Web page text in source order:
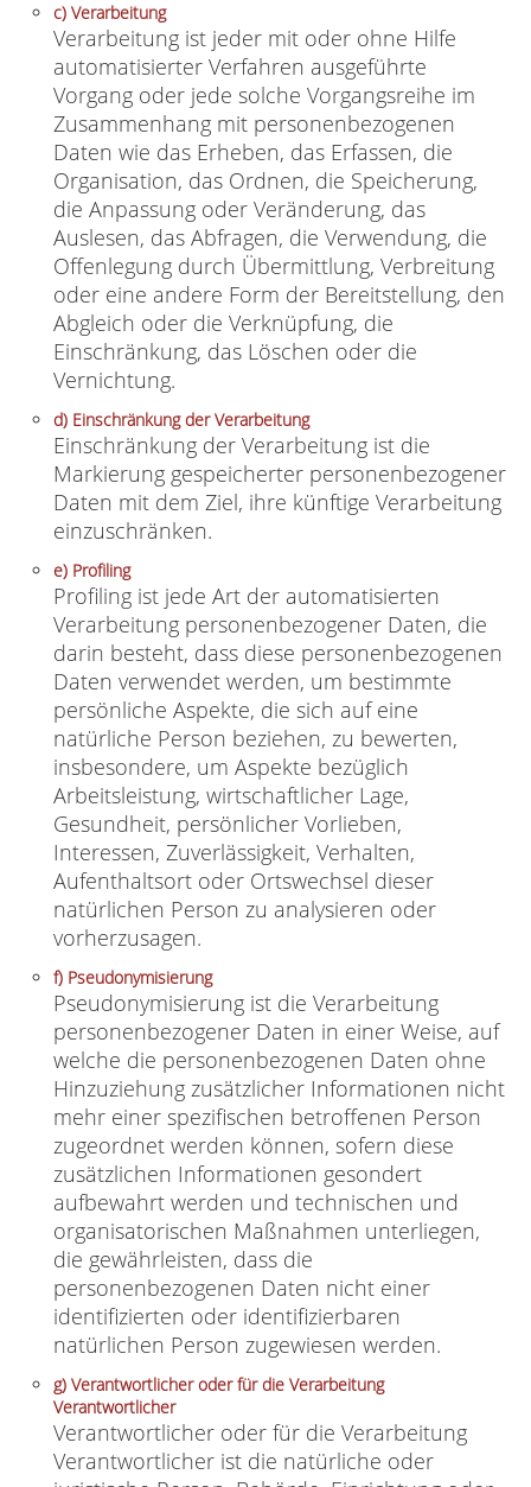
c) Verarbeitung
Verarbeitung ist jeder mit oder ohne Hilfe
automatisierter Verfahren ausgeführte
Vorgang oder jede solche Vorgangsreihe im
Zusammenhang mit personenbezogenen
Daten wie das Erheben, das Erfassen, die
Organisation, das Ordnen, die Speicherung,
die Anpassung oder Veränderung, das
Auslesen, das Abfragen, die Verwendung, die
Offenlegung durch Übermittlung, Verbreitung
oder eine andere Form der Bereitstellung, den
Abgleich oder die Verknüpfung, die
Einschränkung, das Löschen oder die
Vernichtung.
d) Einschränkung der Verarbeitung
Einschränkung der Verarbeitung ist die
Markierung gespeicherter personenbezogener
Daten mit dem Ziel, ihre künftige Verarbeitung
einzuschränken.
e) Profiling
Profiling ist jede Art der automatisierten
Verarbeitung personenbezogener Daten, die
darin besteht, dass diese personenbezogenen
Daten verwendet werden, um bestimmte
persönliche Aspekte, die sich auf eine
natürliche Person beziehen, zu bewerten,
insbesondere, um Aspekte bezüglich
Arbeitsleistung, wirtschaftlicher Lage,
Gesundheit, persönlicher Vorlieben,
Interessen, Zuverlässigkeit, Verhalten,
Aufenthaltsort oder Ortswechsel dieser
natürlichen Person zu analysieren oder
vorherzusagen.
f) Pseudonymisierung
Pseudonymisierung ist die Verarbeitung
personenbezogener Daten in einer Weise, auf
welche die personenbezogenen Daten ohne
Hinzuziehung zusätzlicher Informationen nicht
mehr einer spezifischen betroffenen Person
zugeordnet werden können, sofern diese
zusätzlichen Informationen gesondert
aufbewahrt werden und technischen und
organisatorischen Maßnahmen unterliegen,
die gewährleisten, dass die
personenbezogenen Daten nicht einer
identifizierten oder identifizierbaren
natürlichen Person zugewiesen werden.
g) Verantwortlicher oder für die Verarbeitung
Verantwortlicher
Verantwortlicher oder für die Verarbeitung
Verantwortlicher ist die natürliche oder